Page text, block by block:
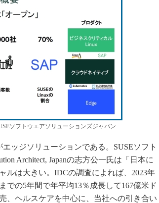
ソフトウエアソリューションズジャパン
ッジソリューションである。SUSEソフト
Architect, Japanの志方公一氏は「日本に
ルは大きい。IDCの調査によれば、2023年
での5年間で年平均13％成長して167億米ド
、ヘルスケアを中心に、当社への引き合い